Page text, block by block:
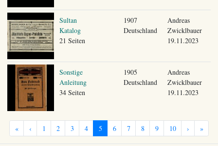
Sultan
Katalog
21 Seiten
1907
Deutschland
Andreas
Zwicklbauer
19.11.2023
Sonstige
Anleitung
34 Seiten
1905
Deutschland
Andreas
Zwicklbauer
19.11.2023
« ‹ 1 2 3 4 5 6 7 8 9 10 › »